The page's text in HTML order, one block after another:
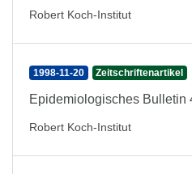
Robert Koch-Institut
1998-11-20 Zeitschriftenartikel
Epidemiologisches Bulletin
Robert Koch-Institut